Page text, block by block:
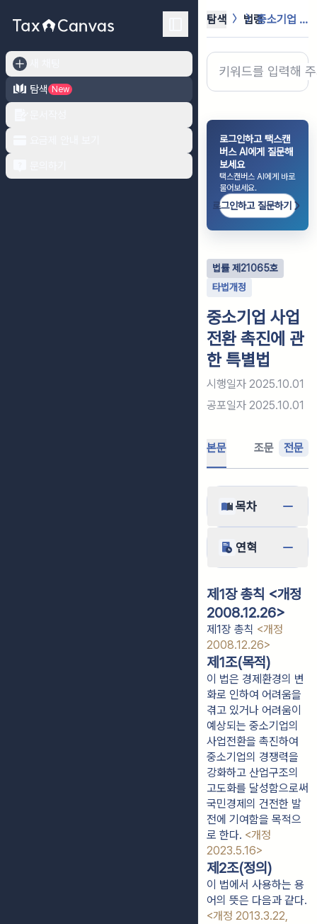
탐색
New
탐색 법령 중소기업 사업전환 촉진에 관한 특별법
로그인하고 택스캔
버스 AI에게 질문해
보세요
택스캔버스 AI에게 바로
물어보세요.
로그인하고 질문하기
법률제 21065호
타법개정
중소기업 사업
전환 촉진에 관
한 특별법
시행일자 2025.10.01
공포일자 2025.10.01
본문 조문 전문
목차
연혁
제1장 총칙 <개정
2008.12.26>
제1장 총칙 <개정
2008.12.26>
제1조(목적)
이 법은 경제환경의 변
화로 인하여 어려움을
겪고 있거나 어려움이
예상되는 중소기업의
사업전환을 촉진하여
중소기업의 경쟁력을
강화하고 산업구조의
고도화를 달성함으로써
국민경제의 건전한 발
전에 기여함을 목적으
로 한다. <개정
2023.5.16>
제2조(정의)
이 법에서 사용하는 용
어의 뜻은 다음과 같다.
<개정 2013.3.22,